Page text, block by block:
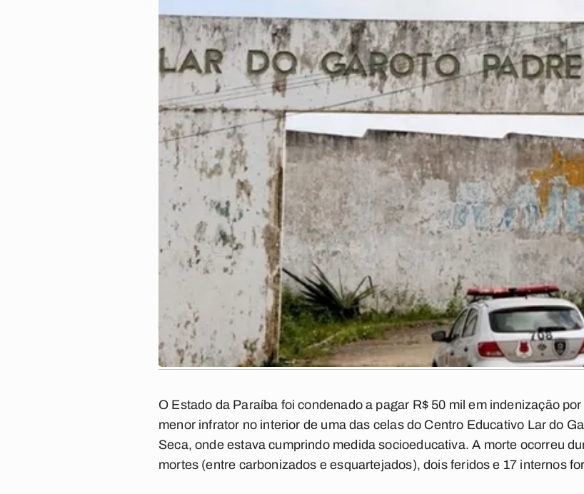
O Estado da Paraíba foi condenado a pagar R$ 50 mil em indenização
menor infrator no interior de uma das celas do Centro Educativo Lar do
Seca, onde estava cumprindo medida socioeducativa. A morte ocorreu
mortes (entre carbonizados e esquartejados), dois feridos e 17 internos